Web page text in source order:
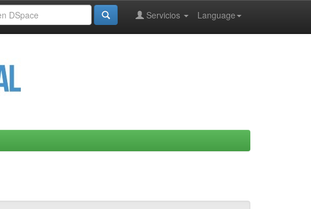
Language
Servicios